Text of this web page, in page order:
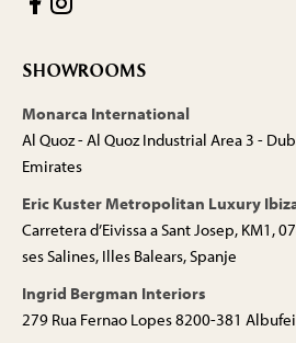
SHOWROOMS
Monarca International
Al Quoz - Al Quoz Industrial Area 3 -
Emirates
Eric Kuster Metropolitan Luxury
Carretera d’Eivissa a Sant Josep, KM1,
ses Salines, Illes Balears, Spanje
Ingrid Bergman Interiors
279 Rua Fernao Lopes 8200-381